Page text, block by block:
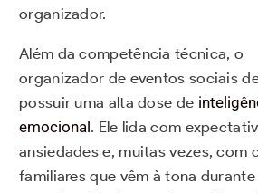
organizador.
Além da competência técnica, o
organizador de eventos sociais
possuir uma alta dose de
emocional . Ele lida com
ansiedades e, muitas vezes, com
familiares que vêm à tona durante